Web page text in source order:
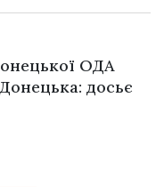
ОДА
досьє